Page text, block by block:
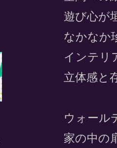
遊び心が
なかなか
インテリ
立体感と
ウォール
家の中の